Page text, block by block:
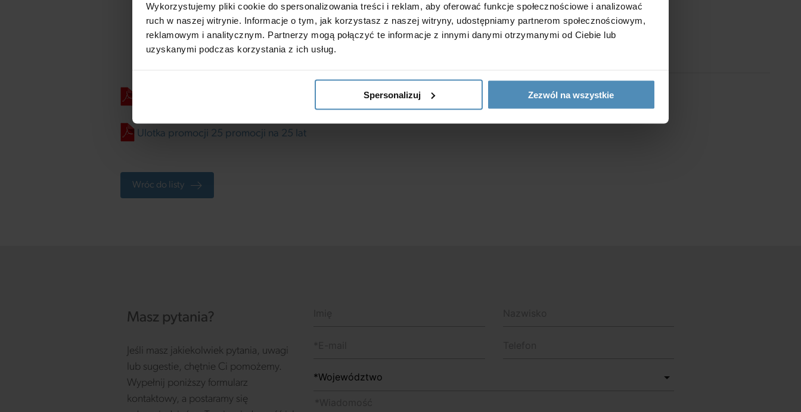
Wykorzystujemy pliki cookie do spersonalizowania treści i reklam, aby oferować funkcje społecznościowe i analizować
ruch w naszej witrynie. Informacje o tym, jak korzystasz z naszej witryny, udostępniamy partnerom społecznościowym,
reklamowym i analitycznym. Partnerzy mogą połączyć te informacje z innymi danymi otrzymanymi od Ciebie lub
uzyskanymi podczas korzystania z ich usług.
Spersonalizuj Zezwól na wszystkie
Zobacz wentylatory osiowe ciche Vents
Zobacz wentylatory osiowe Vents
Zobacz wentylatory osiowe Ventika
Ulotka promocji 25 promocji na 25 lat
Wróc do listy
Masz pytania?
Jeśli masz jakiekolwiek pytania, uwagi
lub sugestie, chętnie Ci pomożemy.
Wypełnij poniższy formularz
kontaktowy, a postaramy się